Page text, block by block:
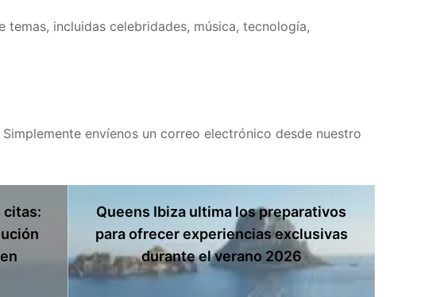
incluidas celebridades, música, tecnología,
envíenos un correo electrónico desde nuestro
citas:
Queens Ibiza ultima los preparativos
para ofrecer experiencias exclusivas
durante el verano 2026